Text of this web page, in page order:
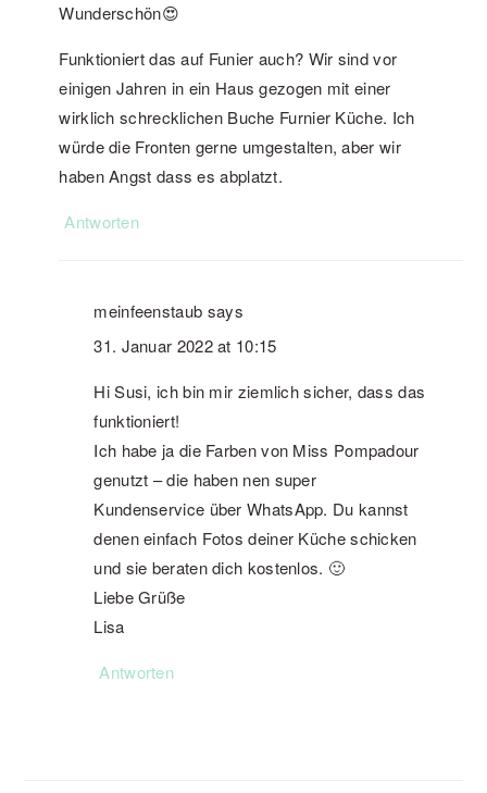
Wunderschön😍
Funktioniert das auf Funier auch? Wir sind vor
einigen Jahren in ein Haus gezogen mit einer
wirklich schrecklichen Buche Furnier Küche. Ich
würde die Fronten gerne umgestalten, aber wir
haben Angst dass es abplatzt.
Antworten
meinfeenstaub says
31. Januar 2022 at 10:15
Hi Susi, ich bin mir ziemlich sicher, dass das
funktioniert!
Ich habe ja die Farben von Miss Pompadour
genutzt – die haben nen super
Kundenservice über WhatsApp. Du kannst
denen einfach Fotos deiner Küche schicken
und sie beraten dich kostenlos. 🙂
Liebe Grüße
Lisa
Antworten